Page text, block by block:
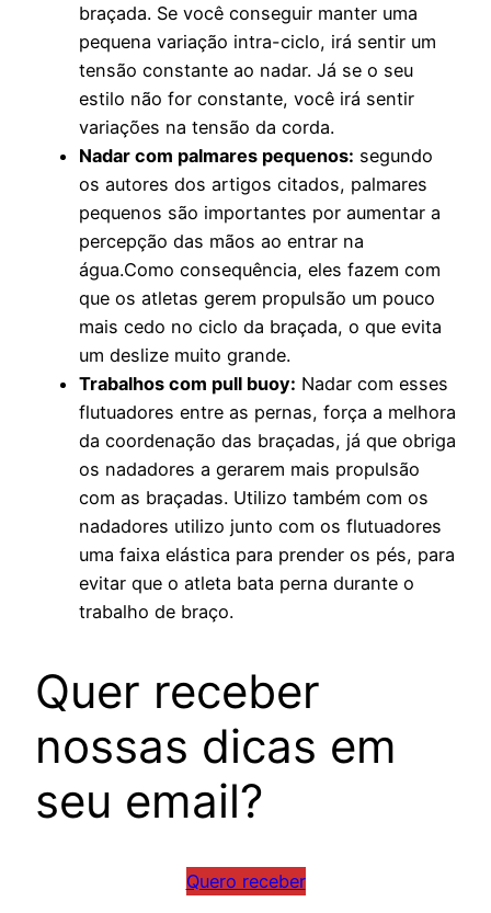
braçada. Se você conseguir manter uma
pequena variação intra-ciclo, irá sentir um
tensão constante ao nadar. Já se o seu
estilo não for constante, você irá sentir
variações na tensão da corda.
Nadar com palmares pequenos: segundo
os autores dos artigos citados, palmares
pequenos são importantes por aumentar a
percepção das mãos ao entrar na
água.Como consequência, eles fazem com
que os atletas gerem propulsão um pouco
mais cedo no ciclo da braçada, o que evita
um deslize muito grande.
Trabalhos com pull buoy: Nadar com esses
flutuadores entre as pernas, força a melhora
da coordenação das braçadas, já que obriga
os nadadores a gerarem mais propulsão
com as braçadas. Utilizo também com os
nadadores utilizo junto com os flutuadores
uma faixa elástica para prender os pés, para
evitar que o atleta bata perna durante o
trabalho de braço.
Quer receber
nossas dicas em
seu email?
Quero receber